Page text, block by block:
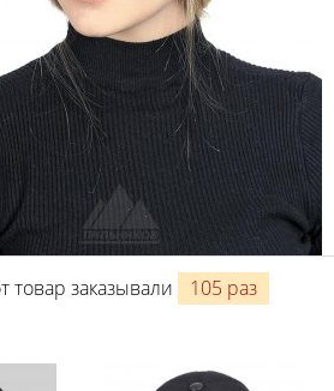
товар заказывали 105 раз